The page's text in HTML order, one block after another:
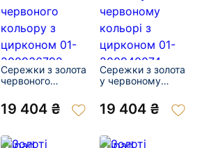
Сережки з золота
червоного
цирконом 01-
200936792
19 404 ₴
Сережки з золота
у червоному
цирконом 01-
200940074
19 404 ₴